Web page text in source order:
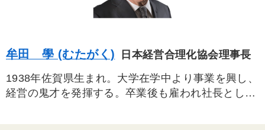
経営を改善したい
DX インフレ対策・値上げ プロ経営者 不動産
運勢・先見 新技術
牟田 學 (むたがく)
日本経営合理化協会理事長
1938年佐賀県生まれ。大学在学中より事業を興し、
経営の鬼才を発揮する。卒業後も雇われ社長として
社長・オーナーと数社の役員を兼務。50年の実務体